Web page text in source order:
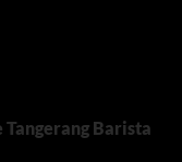
Barista